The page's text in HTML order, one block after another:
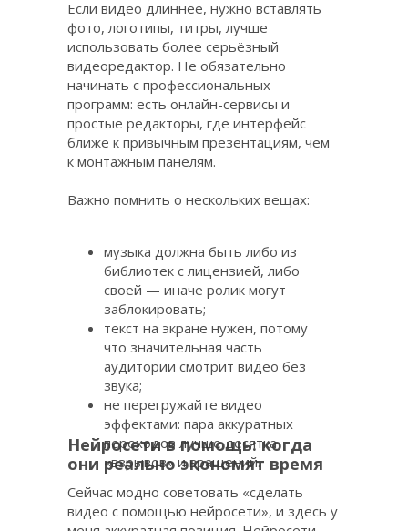
Если видео длиннее, нужно вставлять
фото, логотипы, титры, лучше
использовать более серьёзный
видеоредактор. Не обязательно
начинать с профессиональных
программ: есть онлайн-сервисы и
простые редакторы, где интерфейс
ближе к привычным презентациям, чем
к монтажным панелям.
Важно помнить о нескольких вещах:
музыка должна быть либо из
библиотек с лицензией, либо
своей — иначе ролик могут
заблокировать;
текст на экране нужен, потому
что значительная часть
аудитории смотрит видео без
звука;
не перегружайте видео
эффектами: пара аккуратных
переходов лучше десятка
«взрывов» и вращений.
Сейчас модно советовать «сделать
видео с помощью нейросети», и здесь у
Нейросети в помощь: когда
они реально экономят время